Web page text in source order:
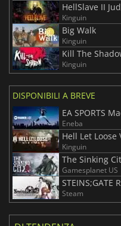
HellSlave II
Kinguin
Big Walk
Kinguin
Kill The
Kinguin
DISPONIBILI A BREVE
EA SPORTS
Eneba
Hell Let Loose
Kinguin
The Sinking
Gamesplanet US
STEINS;GATE
Steam